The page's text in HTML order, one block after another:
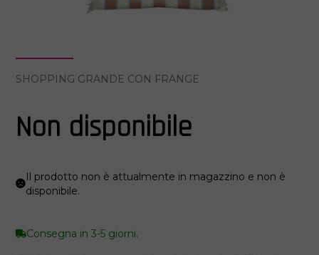
SHOPPING GRANDE CON FRANGE
Non disponibile
Il prodotto non è attualmente in magazzino e non è
disponibile.
Consegna in 3-5 giorni.